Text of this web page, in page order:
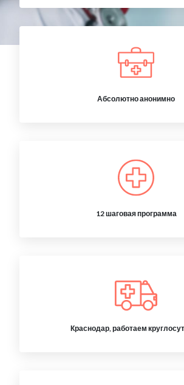
Абсолютно анонимно
12 шаговая программа
Краснодар, работаем